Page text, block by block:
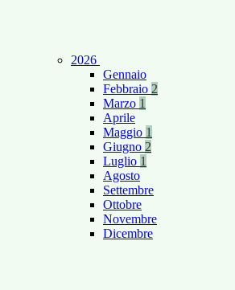
2026
Gennaio
Febbraio 2
Marzo 1
Aprile
Maggio 1
Giugno 2
Luglio 1
Agosto
Settembre
Ottobre
Novembre
Dicembre